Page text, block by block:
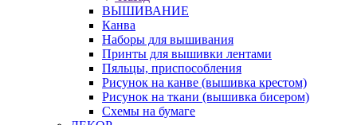
ВЫШИВАНИЕ
Канва
Наборы для вышивания
Принты для вышивки лентами
Пяльцы, приспособления
Рисунок на канве (вышивка крестом)
Рисунок на ткани (вышивка бисером)
Схемы на бумаге